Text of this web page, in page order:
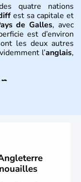
quatre nations
est sa capitale et
de Galles, avec
est d’environ
les deux autres
l’anglais,
des célébrités
Zeta-Jones en
les couleurs de ce